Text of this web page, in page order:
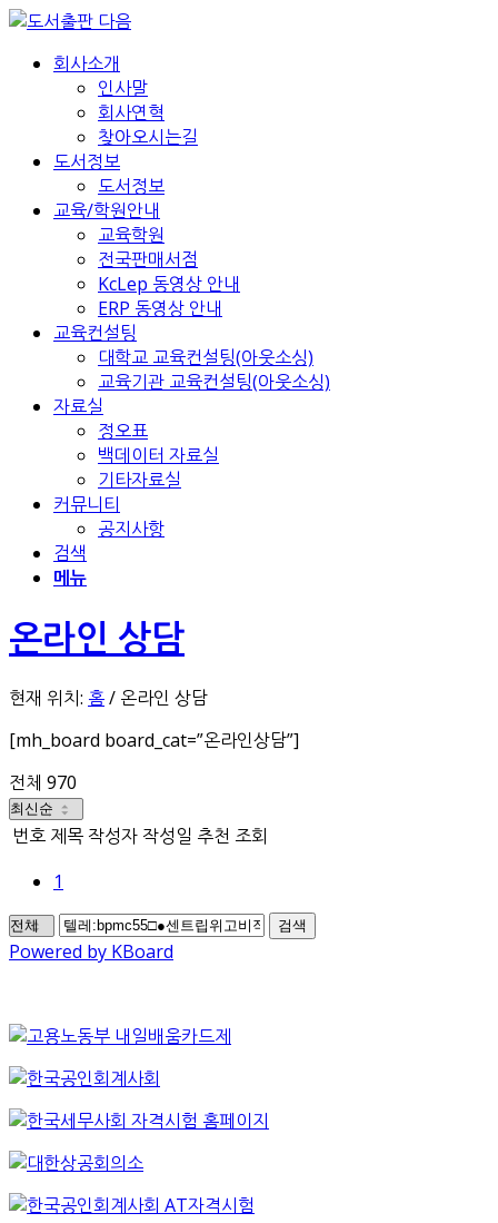
회사소개
인사말
회사연혁
찾아오시는길
도서정보
도서정보
교육/학원안내
교육학원
전국판매서점
KcLep 동영상 안내
ERP 동영상 안내
교육컨설팅
대학교 교육컨설팅(아웃소싱)
교육기관 교육컨설팅(아웃소싱)
자료실
정오표
백데이터 자료실
기타자료실
커뮤니티
공지사항
검색
메뉴
온라인 상담
현재 위치: 홈/ 온라인 상담
[mh_board board_cat=”온라인상담”]
전체 970
번호 제목 작성자 작성일 추천 조회
1
검색
Powered by KBoard